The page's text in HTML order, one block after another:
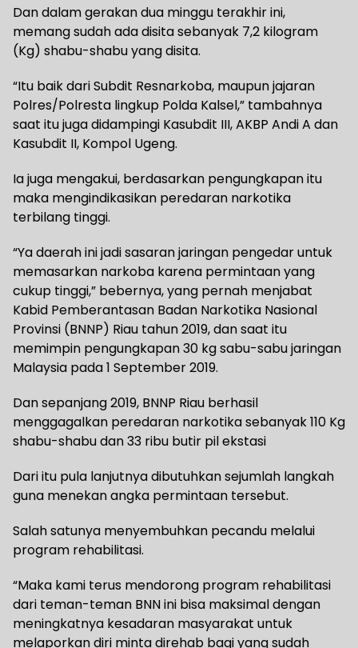
Dan dalam gerakan dua minggu terakhir ini,
memang sudah ada disita sebanyak 7,2 kilogram
(Kg) shabu-shabu yang disita.
“Itu baik dari Subdit Resnarkoba, maupun jajaran
Polres/Polresta lingkup Polda Kalsel,” tambahnya
saat itu juga didampingi Kasubdit III, AKBP Andi A dan
Kasubdit II, Kompol Ugeng.
Ia juga mengakui, berdasarkan pengungkapan itu
maka mengindikasikan peredaran narkotika
terbilang tinggi.
“Ya daerah ini jadi sasaran jaringan pengedar untuk
memasarkan narkoba karena permintaan yang
cukup tinggi,” bebernya, yang pernah menjabat
Kabid Pemberantasan Badan Narkotika Nasional
Provinsi (BNNP) Riau tahun 2019, dan saat itu
memimpin pengungkapan 30 kg sabu-sabu jaringan
Malaysia pada 1 September 2019.
Dan sepanjang 2019, BNNP Riau berhasil
menggagalkan peredaran narkotika sebanyak 110 Kg
shabu-shabu dan 33 ribu butir pil ekstasi
Dari itu pula lanjutnya dibutuhkan sejumlah langkah
guna menekan angka permintaan tersebut.
Salah satunya menyembuhkan pecandu melalui
program rehabilitasi.
“Maka kami terus mendorong program rehabilitasi
dari teman-teman BNN ini bisa maksimal dengan
meningkatnya kesadaran masyarakat untuk
melaporkan diri minta direhab bagi yang sudah